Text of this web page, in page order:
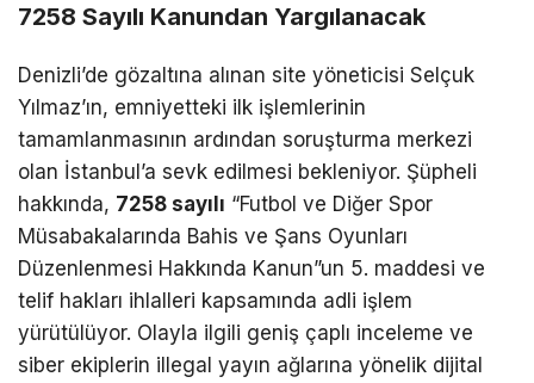
7258 Sayılı Kanundan Yargılanacak
Denizli’de gözaltına alınan site yöneticisi Selçuk
Yılmaz’ın, emniyetteki ilk işlemlerinin
tamamlanmasının ardından soruşturma merkezi
olan İstanbul’a sevk edilmesi bekleniyor. Şüpheli
hakkında, 7258 sayılı “Futbol ve Diğer Spor
Müsabakalarında Bahis ve Şans Oyunları
Düzenlenmesi Hakkında Kanun”un 5. maddesi ve
telif hakları ihlalleri kapsamında adli işlem
yürütülüyor. Olayla ilgili geniş çaplı inceleme ve
siber ekiplerin illegal yayın ağlarına yönelik dijital